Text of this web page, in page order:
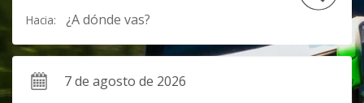
Hacia: ¿A dónde vas?